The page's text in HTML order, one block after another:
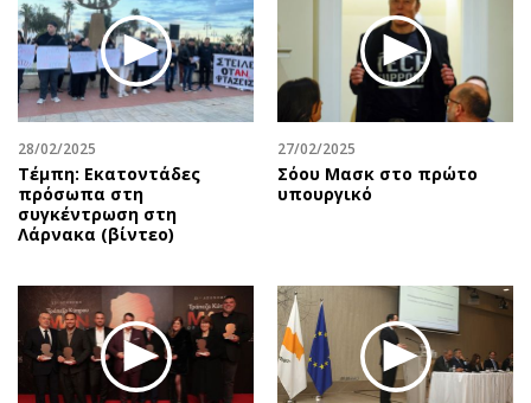
28/02/2025
Τέμπη: Εκατοντάδες
πρόσωπα στη
συγκέντρωση στη
Λάρνακα (βίντεο)
27/02/2025
Σόου Μασκ στο πρώτο
υπουργικό